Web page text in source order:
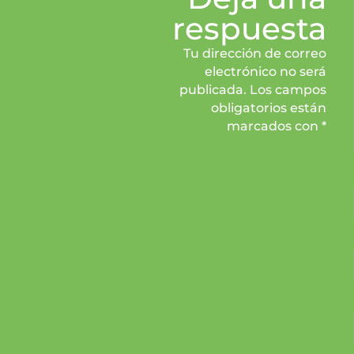
respuesta
Tu dirección de correo
electrónico no será
publicada. Los campos
obligatorios están
marcados con *